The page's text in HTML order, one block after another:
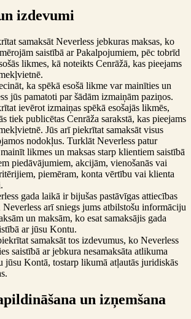
izdevumi
samaksāt Neverless jebkuras maksas, ko
saistībā ar Pakalpojumiem, pēc tobrīd
likmes, kā noteikts Cenrāžā, kas pieejams
ka spēkā esošā likme var mainīties un
jūs pamatoti par šādām izmaiņām paziņos.
ievērot izmaiņas spēkā esošajās likmēs,
tiek publicētas Cenrāža sarakstā, kas pieejams
Jūs arī piekrītat samaksāt visus
nodokļus. Turklāt Neverless patur
likmes un maksas starp klientiem saistībā
piedāvājumiem, akcijām, vienošanās vai
piemēram, konta vērtību vai klienta
gada laikā ir bijušas pastāvīgas attiecības
Neverless arī sniegs jums atbilstošu informāciju
un maksām, ko esat samaksājis gada
ar jūsu Kontu.
samaksāt tos izdevumus, ko Neverless
saistībā ar jebkura nesamaksāta atlikuma
jūsu Kontā, tostarp likumā atļautās juridiskās
un izņemšana